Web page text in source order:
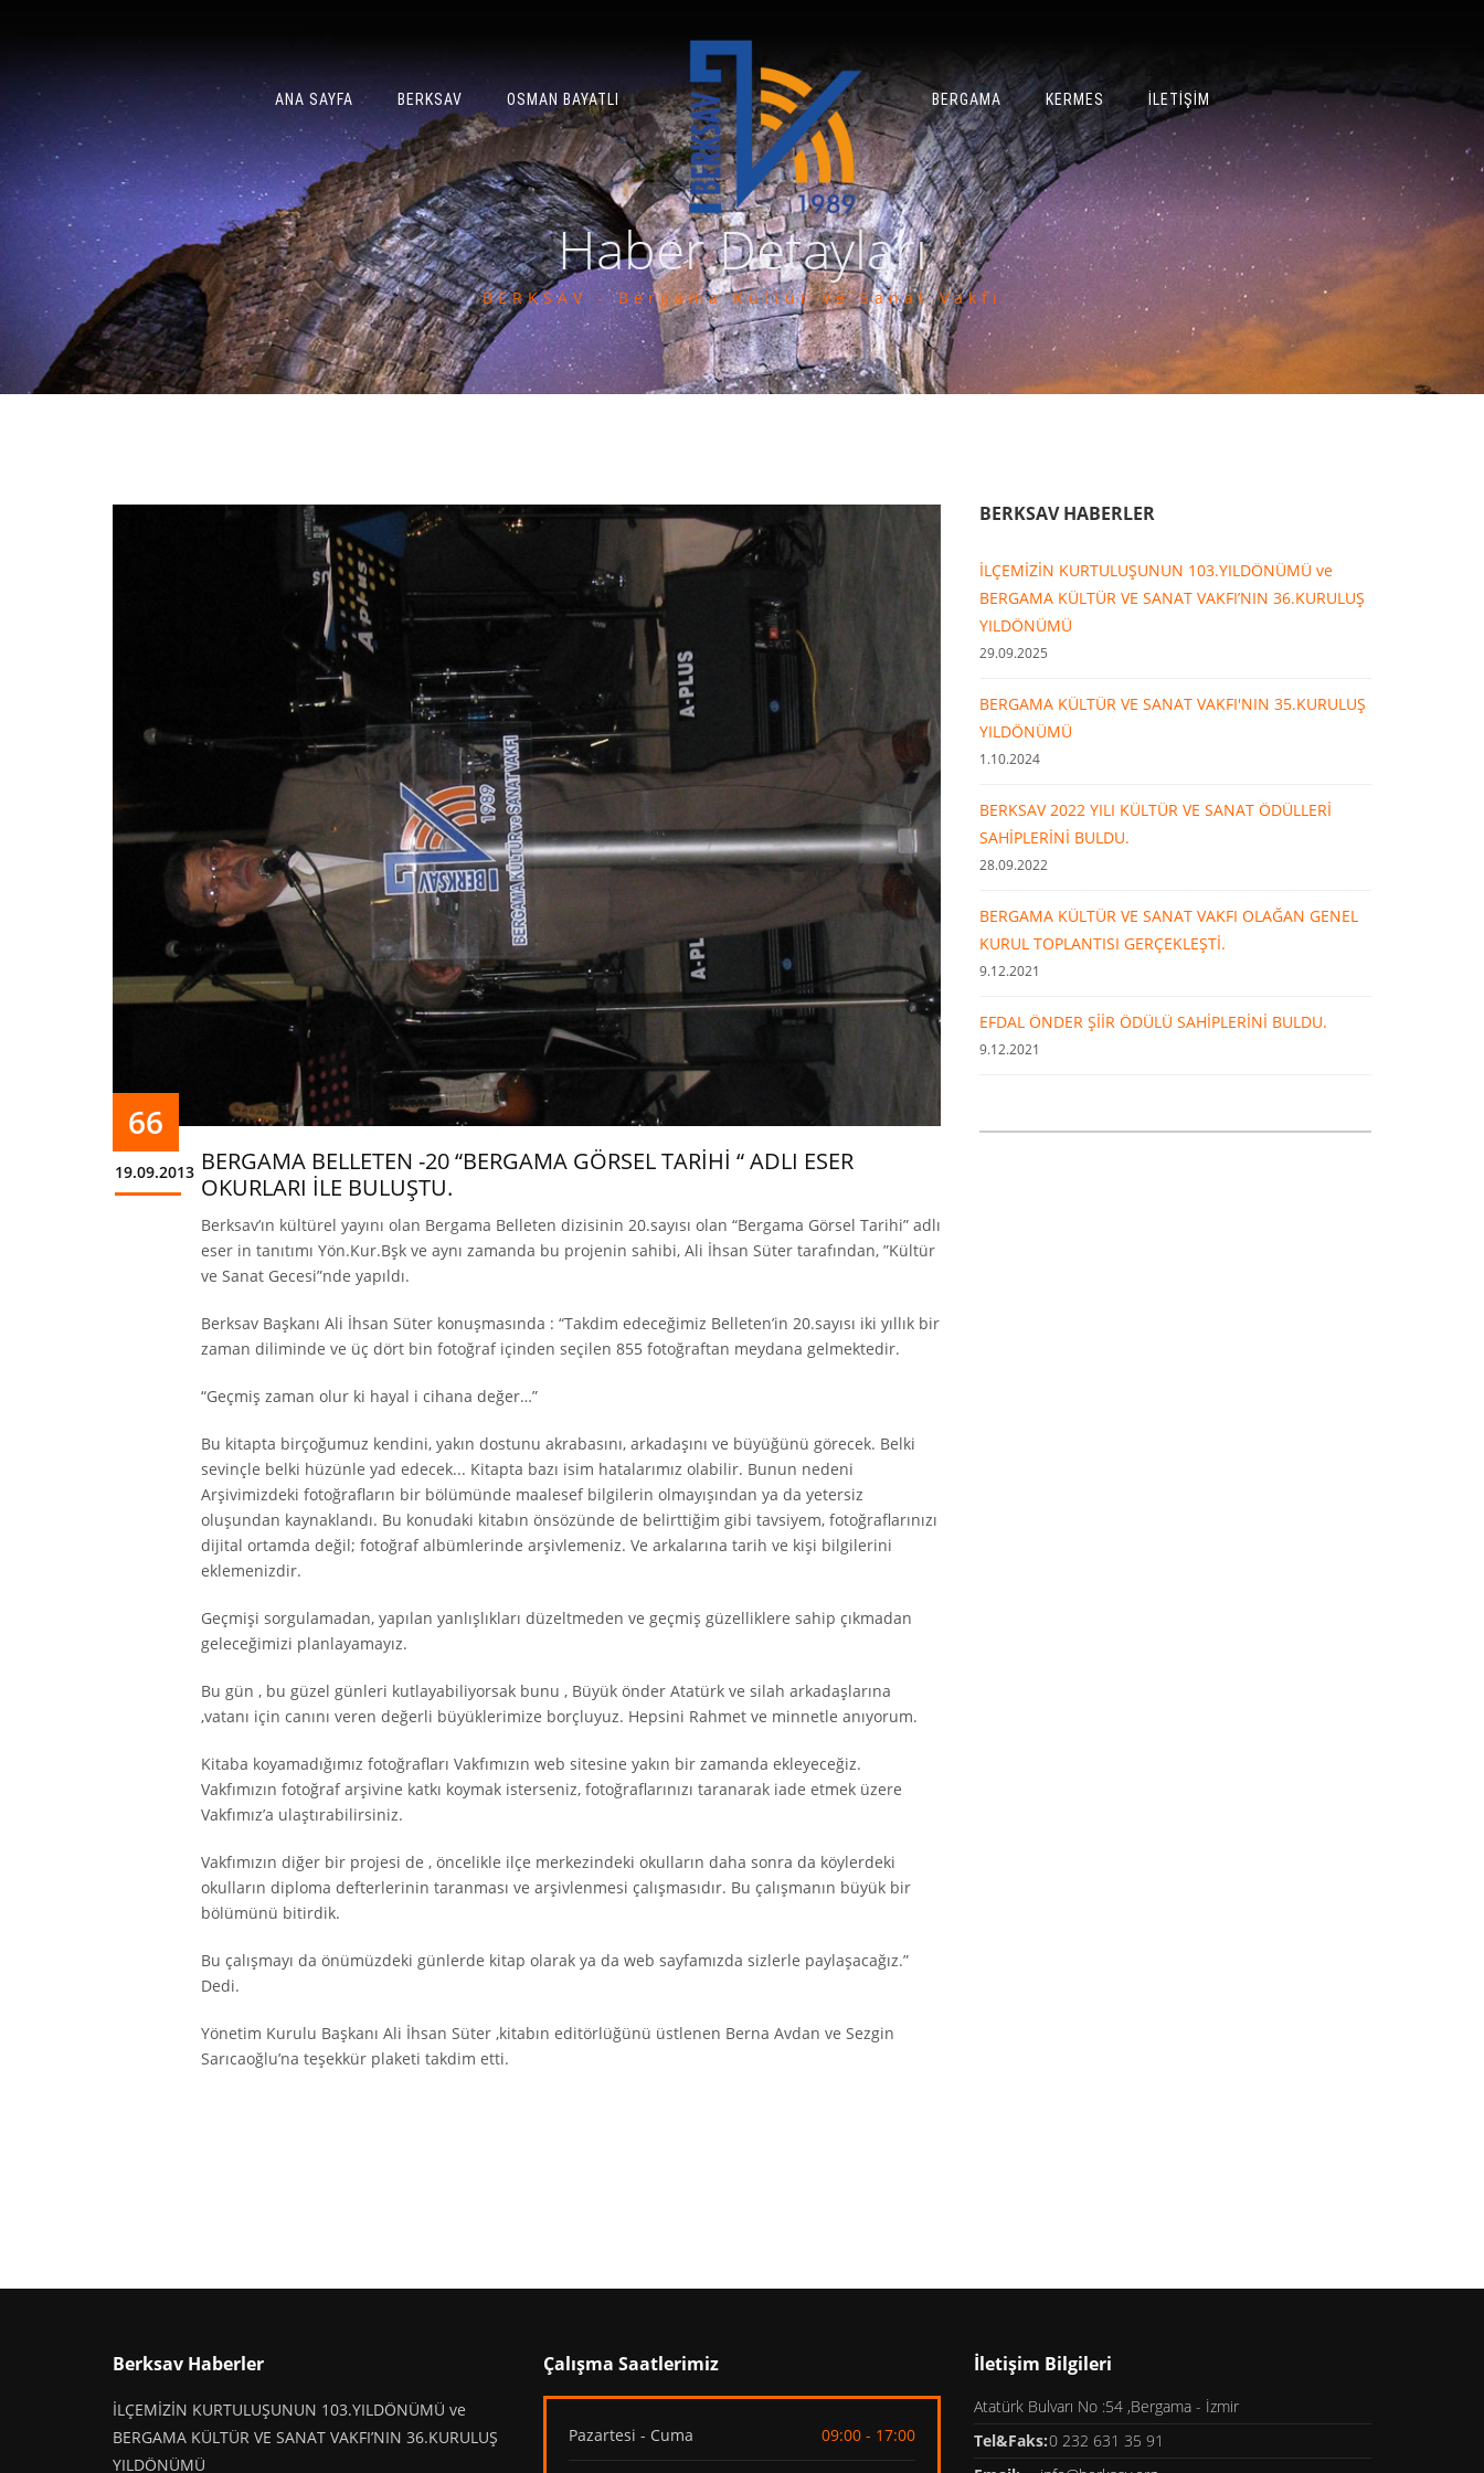
ANA SAYFA BERKSAV OSMAN BAYATLI BERGAMA KERMES İLETIŞIM
Haber Detayları
BERKSAV - Bergama Kültür ve Sanat Vakfı
66
19.09.2013 BERGAMA BELLETEN -20 “BERGAMA GÖRSEL TARİHİ “ ADLI ESER
OKURLARI İLE BULUŞTU.
Berksav’ın kültürel yayını olan Bergama Belleten dizisinin 20.sayısı olan “Bergama Görsel Tarihi” adlı
eser in tanıtımı Yön.Kur.Bşk ve aynı zamanda bu projenin sahibi, Ali İhsan Süter tarafından, ”Kültür
ve Sanat Gecesi”nde yapıldı.
Berksav Başkanı Ali İhsan Süter konuşmasında : “Takdim edeceğimiz Belleten’in 20.sayısı iki yıllık bir
zaman diliminde ve üç dört bin fotoğraf içinden seçilen 855 fotoğraftan meydana gelmektedir.
“Geçmiş zaman olur ki hayal i cihana değer…”
Bu kitapta birçoğumuz kendini, yakın dostunu akrabasını, arkadaşını ve büyüğünü görecek. Belki
sevinçle belki hüzünle yad edecek... Kitapta bazı isim hatalarımız olabilir. Bunun nedeni
Arşivimizdeki fotoğrafların bir bölümünde maalesef bilgilerin olmayışından ya da yetersiz
oluşundan kaynaklandı. Bu konudaki kitabın önsözünde de belirttiğim gibi tavsiyem, fotoğraflarınızı
dijital ortamda değil; fotoğraf albümlerinde arşivlemeniz. Ve arkalarına tarih ve kişi bilgilerini
eklemenizdir.
Geçmişi sorgulamadan, yapılan yanlışlıkları düzeltmeden ve geçmiş güzelliklere sahip çıkmadan
geleceğimizi planlayamayız.
Bu gün , bu güzel günleri kutlayabiliyorsak bunu , Büyük önder Atatürk ve silah arkadaşlarına
,vatanı için canını veren değerli büyüklerimize borçluyuz. Hepsini Rahmet ve minnetle anıyorum.
Kitaba koyamadığımız fotoğrafları Vakfımızın web sitesine yakın bir zamanda ekleyeceğiz.
Vakfımızın fotoğraf arşivine katkı koymak isterseniz, fotoğraflarınızı taranarak iade etmek üzere
Vakfımız’a ulaştırabilirsiniz.
Vakfımızın diğer bir projesi de , öncelikle ilçe merkezindeki okulların daha sonra da köylerdeki
okulların diploma defterlerinin taranması ve arşivlenmesi çalışmasıdır. Bu çalışmanın büyük bir
bölümünü bitirdik.
Bu çalışmayı da önümüzdeki günlerde kitap olarak ya da web sayfamızda sizlerle paylaşacağız.”
Dedi.
Yönetim Kurulu Başkanı Ali İhsan Süter ,kitabın editörlüğünü üstlenen Berna Avdan ve Sezgin
Sarıcaoğlu’na teşekkür plaketi takdim etti.
BERKSAV HABERLER
İLÇEMİZİN KURTULUŞUNUN 103.YILDÖNÜMÜ ve
BERGAMA KÜLTÜR VE SANAT VAKFI’NIN 36.KURULUŞ
YILDÖNÜMÜ
29.09.2025
BERGAMA KÜLTÜR VE SANAT VAKFI'NIN 35.KURULUŞ
YILDÖNÜMÜ
1.10.2024
BERKSAV 2022 YILI KÜLTÜR VE SANAT ÖDÜLLERİ
SAHİPLERİNİ BULDU.
28.09.2022
BERGAMA KÜLTÜR VE SANAT VAKFI OLAĞAN GENEL
KURUL TOPLANTISI GERÇEKLEŞTİ.
9.12.2021
EFDAL ÖNDER ŞİİR ÖDÜLÜ SAHİPLERİNİ BULDU.
9.12.2021
Berksav Haberler
İLÇEMİZİN KURTULUŞUNUN 103.YILDÖNÜMÜ ve
BERGAMA KÜLTÜR VE SANAT VAKFI’NIN 36.KURULUŞ
YILDÖNÜMÜ
Çalışma Saatlerimiz
Pazartesi - Cuma 09:00 - 17:00
İletişim Bilgileri
Atatürk Bulvarı No :54 ,Bergama - İzmir
Tel&Faks:0 232 631 35 91